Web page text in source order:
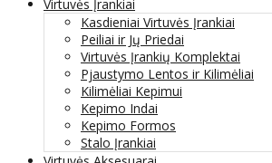
Virtuvės Įrankiai
Kasdieniai Virtuvės Įrankiai
Peiliai ir Jų Priedai
Virtuvės Įrankių Komplektai
Pjaustymo Lentos ir Kilimėliai
Kilimėliai Kepimui
Kepimo Indai
Kepimo Formos
Stalo Įrankiai